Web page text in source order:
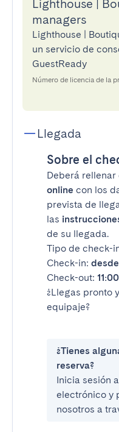
Lighthouse |
managers
Lighthouse |
un servicio de
GuestReady
Número de licencia de la
Llegada
Sobre el
Deberá rellenar
online con los
prevista de
las
de su llegada.
Tipo de check-
Check-in:
Check-out: 11:00
¿Llegas pronto
equipaje?
¿Tienes
reserva?
Inicia sesión
electrónico y
nosotros a